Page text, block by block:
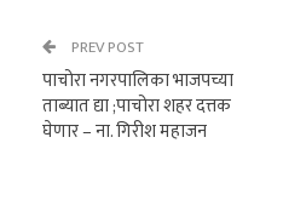
PREV POST
पाचोरा नगरपालिका भाजपच्या
ताब्यात द्या ;पाचोरा शहर दत्तक
घेणार – ना. गिरीश महाजन